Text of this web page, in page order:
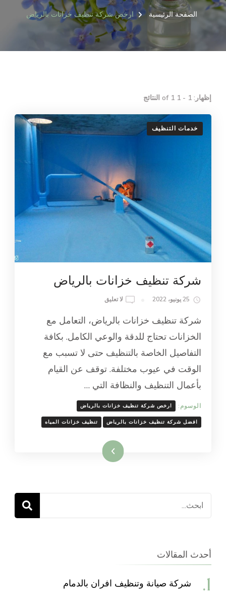
الصفحة الرئيسية ارخص شركة تنظيف خزانات بالرياض
إظهار: 1 - 1 of 1 النتائج
خدمات التنظيف
شركة تنظيف خزانات بالرياض
25 يونيو، 2022 لا تعليقON
تنظيف
خزانات
بالرياض
شركة تنظيف خزانات بالرياض، التعامل مع
الخزانات تحتاج للدقة والوعي الكامل. بكافة
التفاصيل الخاصة بالتنظيف حتى لا تسبب مع
الوقت في عيوب مختلفة. توقف عن القيام
بأعمال التنظيف والنظافة التي …
الوسوم: ارخص شركة تنظيف خزانات بالرياض
افضل شركة تنظيف خزانات بالرياض تنظيف خزانات المياه
اقرأ المزيد
البحث
عن:
أحدث المقالات
شركة صيانة وتنظيف افران بالدمام